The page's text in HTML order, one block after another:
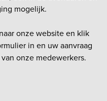
mogelijk.
onze website en klik
in en uw aanvraag
onze medewerkers.